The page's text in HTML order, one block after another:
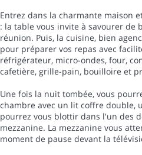
Entrez dans la charmante maison
: la table vous invite à savourer de
réunion. Puis, la cuisine, bien
pour préparer vos repas avec
réfrigérateur, micro-ondes, four,
cafetière, grille-pain, bouilloire et
Une fois la nuit tombée, vous
chambre avec un lit coffre double,
pourrez vous blottir dans l'un des
mezzanine. La mezzanine vous
moment de pause devant la